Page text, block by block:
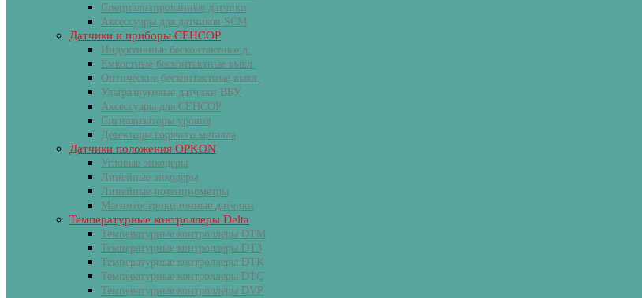
Специализированные датчики
Аксессуары для датчиков SCM
Датчики и приборы СЕНСОР
Индуктивные бесконтактные д.
Емкостные бесконтактные выкл.
Оптические бесконтактные выкл.
Ультразвуковые датчики ВБУ
Аксессуары для СЕНСОР
Сигнализаторы уровня
Детекторы горячего металла
Датчики положения OPKON
Угловые энкодеры
Линейные энкодеры
Линейные потенциометры
Магнитострикционные датчики
Температурные контроллеры Delta
Температурные контроллеры DTM
Температурные контроллеры DT3
Температурные контроллеры DTK
Температурные контроллеры DTC
Температурные контроллеры DVP